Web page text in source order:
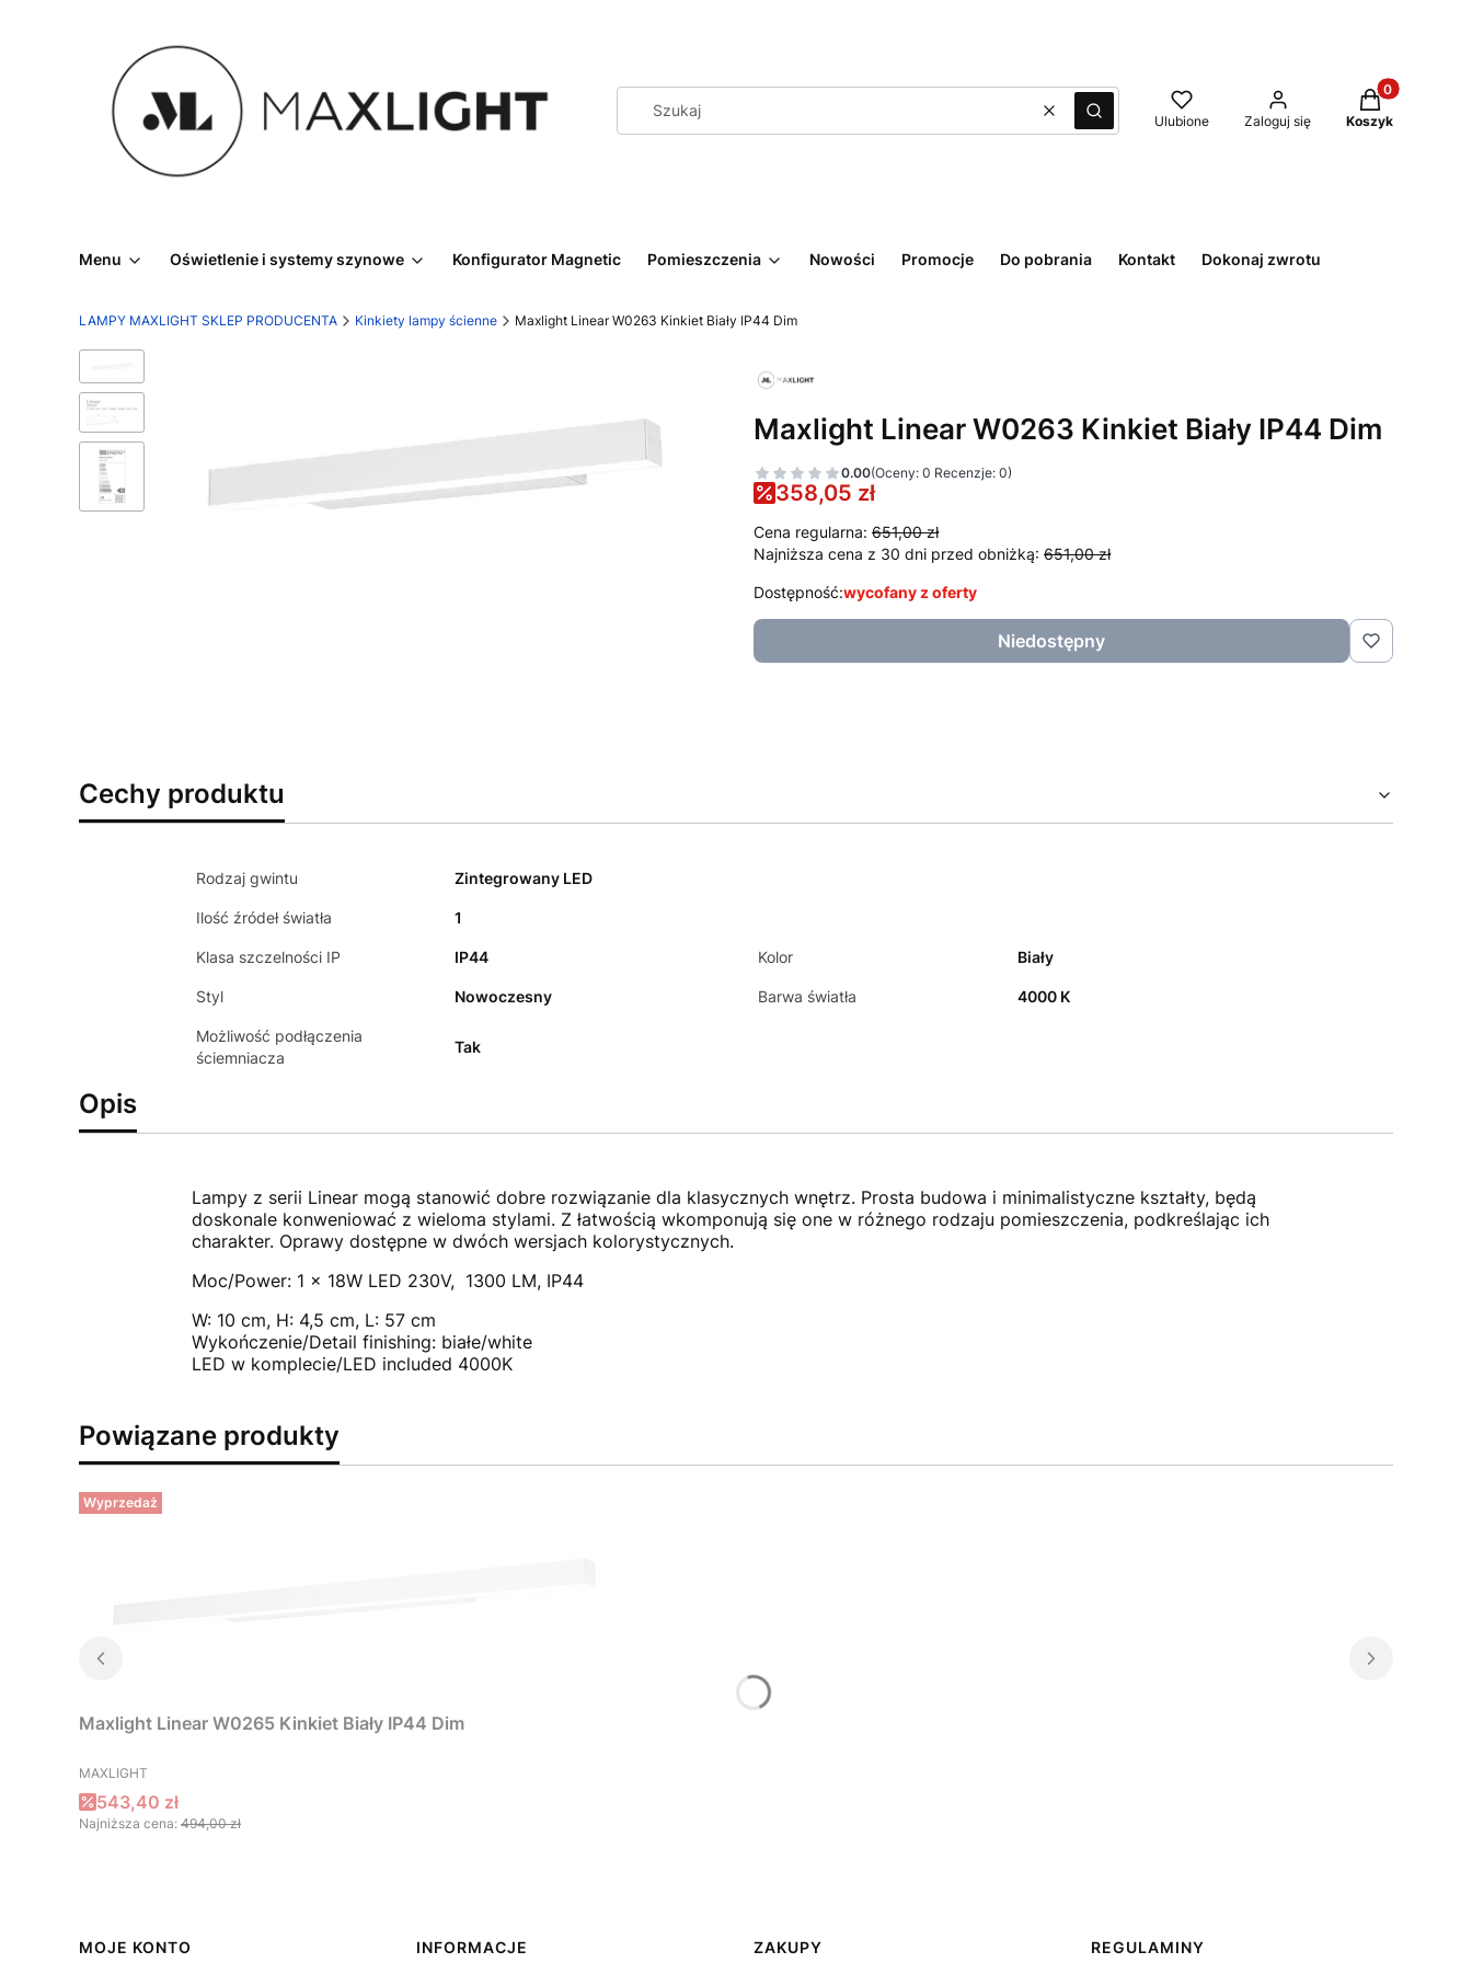
WyczyśćSzukaj Ulubione Zaloguj się
Produkty w
Koszyk
Menu Oświetlenie i systemy szynowe Konfigurator Magnetic Pomieszczenia Nowości Promocje Do pobrania Kontakt Dokonaj zwrotu
LAMPY MAXLIGHT SKLEP PRODUCENTA Kinkiety lampy ścienne Maxlight Linear W0263 Kinkiet Biały IP44 Dim
Maxlight Linear W0263 Kinkiet Biały IP44 Dim
0.00(Oceny: 0 Recenzje: 0)
358,05 zł
Cena regularna: 651,00 zł
Najniższa cena z 30 dni przed obniżką: 651,00 zł
Dostępność:wycofany z oferty
Niedostępny
Cechy produktu
Rodzaj gwintu Zintegrowany LED
Ilość źródeł światła 1
Klasa szczelności IP IP44 Kolor Biały
Styl Nowoczesny Barwa światła 4000 K
Możliwość podłączenia
ściemniacza
Tak
Opis
Lampy z serii Linear mogą stanowić dobre rozwiązanie dla klasycznych wnętrz. Prosta budowa i minimalistyczne kształty, będą
doskonale konweniować z wieloma stylami. Z łatwością wkomponują się one w różnego rodzaju pomieszczenia, podkreślając ich
charakter. Oprawy dostępne w dwóch wersjach kolorystycznych.
Moc/Power: 1 x 18W LED 230V, 1300 LM, IP44
W: 10 cm, H: 4,5 cm, L: 57 cm
Wykończenie/Detail finishing: białe/white
LED w komplecie/LED included 4000K
Powiązane produkty
Wyprzedaż
Maxlight Linear W0265 Kinkiet Biały IP44 Dim
PRODUCENT
MAXLIGHT
Cena promocyjna
543,40 zł
Najniższa cena: 494,00 zł
Linki w stopce
MOJE KONTO INFORMACJE ZAKUPY REGULAMINY